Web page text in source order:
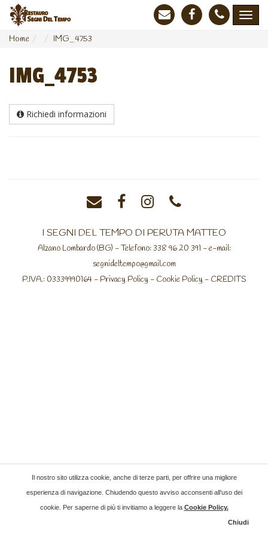
Home IMG_4753
IMG_4753
Richiedi informazioni
I SEGNI DEL TEMPO DI PERUTA MATTEO
Alzano Lombardo (BG) - Telefono: 338 96 20 391 - e-mail:
segnideltempo@gmail.com
P.IVA.: 03339990164 - Privacy Policy - Cookie Policy - CREDITS
Il nostro sito utilizza cookie, anche di terze parti, per offrire una migliore
esperienza di navigazione. Chiudendo questo avviso acconsenti all’uso dei
cookie. Per saperne di più ti invitiamo a leggere la Cookie Policy.
Chiudi